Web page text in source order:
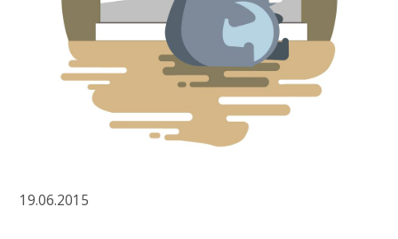
19.06.2015